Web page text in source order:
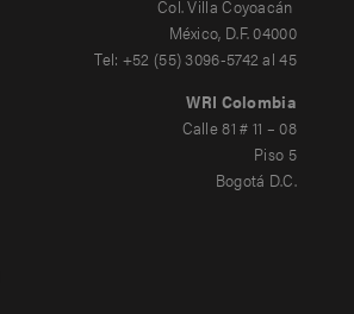
Col. Villa Coyoacán
México, D.F. 04000
Tel: +52 (55) 3096-5742 al 45
WRI Colombia
Calle 81 # 11 – 08
Piso 5
Bogotá D.C.